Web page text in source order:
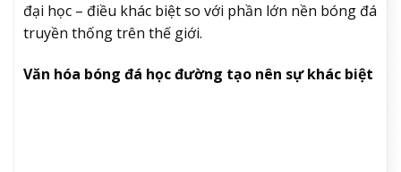
đại học – điều khác biệt so với phần lớn nền bóng đá
truyền thống trên thế giới.
Văn hóa bóng đá học đường tạo nên sự khác biệt